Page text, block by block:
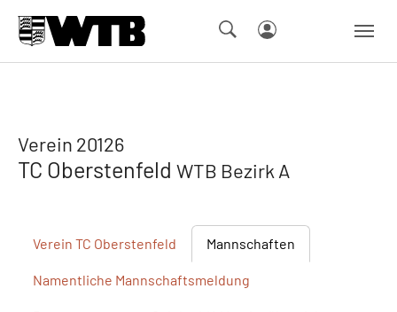
Verein 20126
TC Oberstenfeld WTB Bezirk A
Verein TC Oberstenfeld Mannschaften
Namentliche Mannschaftsmeldung